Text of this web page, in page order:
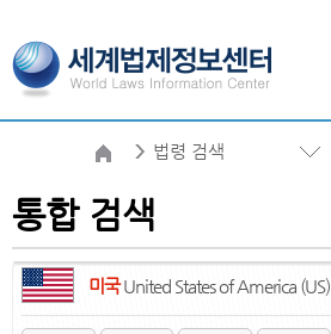
법령 검색
통합 검색
미국United States of America (US)